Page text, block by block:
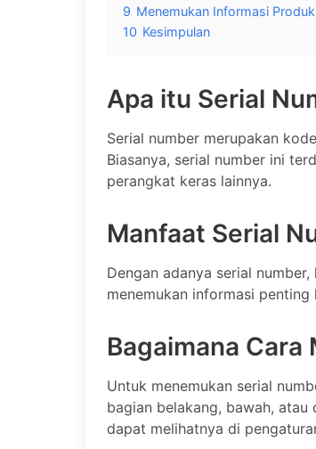
9 Menemukan Informasi Produk
10 Kesimpulan
Apa itu Serial
Serial number merupakan
Biasanya, serial number ini
perangkat keras lainnya.
Manfaat Serial
Dengan adanya serial
menemukan informasi
Bagaimana Cara
Untuk menemukan serial
bagian belakang, bawah,
dapat melihatnya di